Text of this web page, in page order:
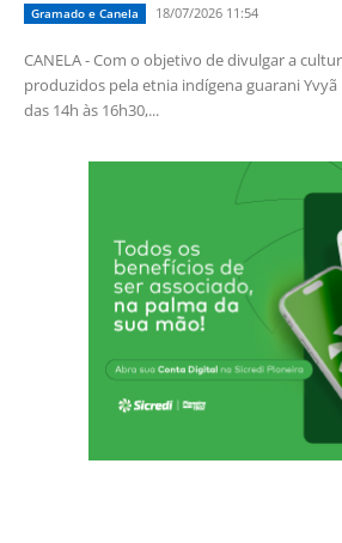
Gramado e Canela 18/07/2026 11:54
CANELA - Com o objetivo de divulgar a
produzidos pela etnia indígena guarani Yvyã
das 14h às 16h30,...